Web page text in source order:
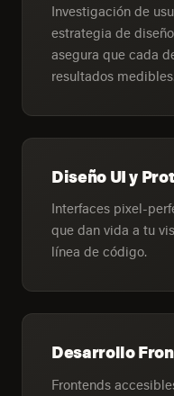
Investigación de
estrategia de
asegura que cada
resultados
Diseño UI y
Interfaces pixel-
que dan vida a tu
línea de código.
Desarrollo
Frontends